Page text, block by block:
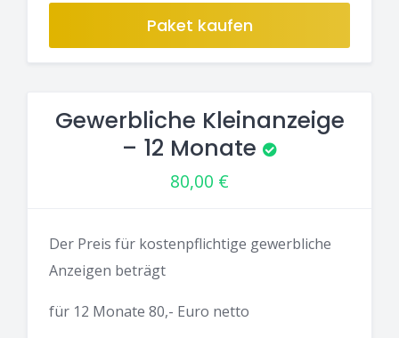
Paket kaufen
Gewerbliche Kleinanzeige
– 12 Monate
80,00 €
Der Preis für kostenpflichtige gewerbliche
Anzeigen beträgt
für 12 Monate 80,- Euro netto